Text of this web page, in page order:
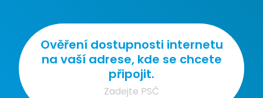
Ověření dostupnosti internetu
na vaší adrese, kde se chcete
připojit.